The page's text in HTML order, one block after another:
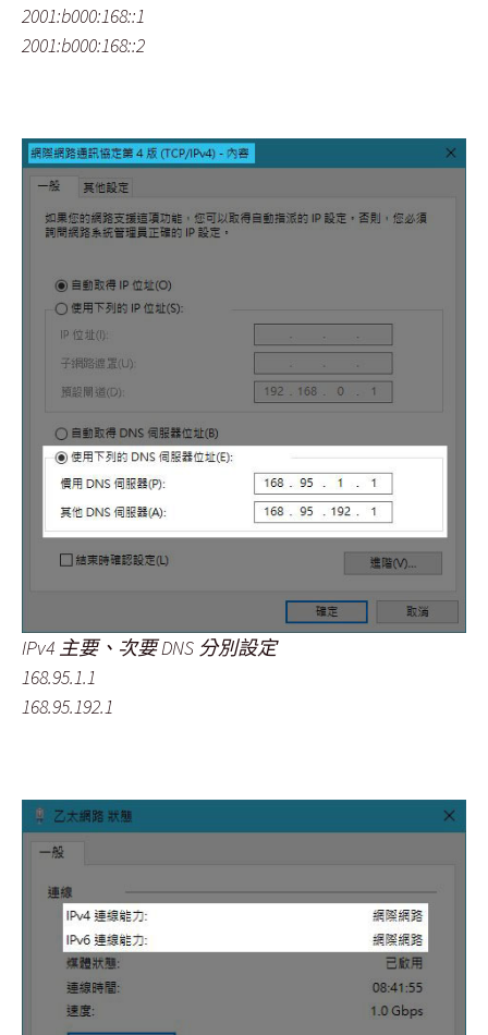
2001:b000:168::1
2001:b000:168::2
IPv4 主要、次要 DNS 分別設定
168.95.1.1
168.95.192.1